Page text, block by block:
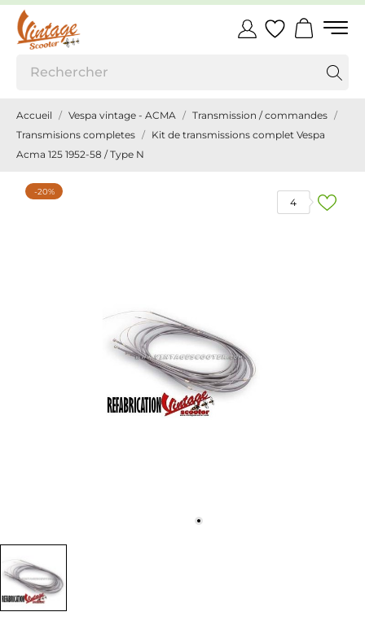
Accueil Vespa vintage - ACMA
Transmission / commandes
Transmisions completes
Kit de transmissions complet Vespa
Acma 125 1952-58 / Type N
4
-20%